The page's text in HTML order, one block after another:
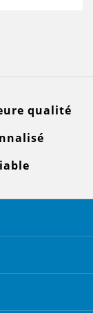
qualité